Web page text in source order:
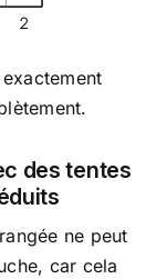
des tentes
ne peut
car cela